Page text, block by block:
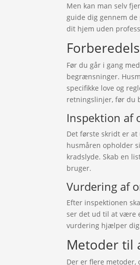
Men kan man selv
guide dig gennem
dit hjem uden
Før du går i gang
begrænsninger.
specifikke love og
retningslinjer, før du
Inspektion af
Det første skridt er
husmåren opholder
kradslyde. Skab en
bruger.
Vurdering af
Efter inspektionen
ser det ud til at være
vurdering hjælper dig
Metoder til
Der er flere